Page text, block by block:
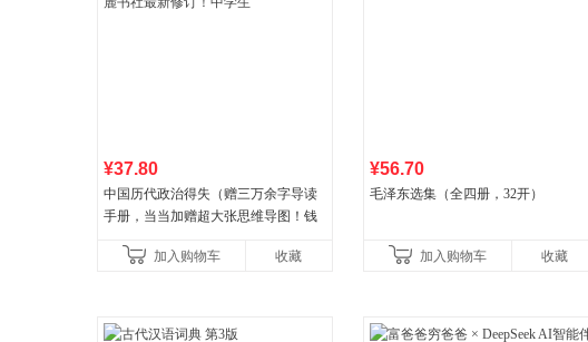
¥37.80
中国历代政治得失（赠三万余字导读
手册，当当加赠超大张思维导图！钱
书社最新修订！中学生
加入购物车 收藏
¥56.70
毛泽东选集（全四册，32开）
加入购物车 收藏